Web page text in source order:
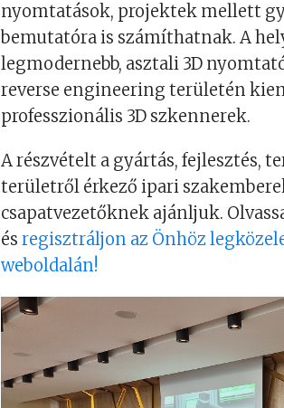
nyomtatások, projektek mellett
bemutatóra is számíthatnak. A
legmodernebb, asztali 3D
reverse engineering területén
professzionális 3D szkennerek.
A részvételt a gyártás, fejlesztés,
területről érkező ipari
csapatvezetőknek ajánljuk.
ésregisztráljon az Önhöz
weboldalán!